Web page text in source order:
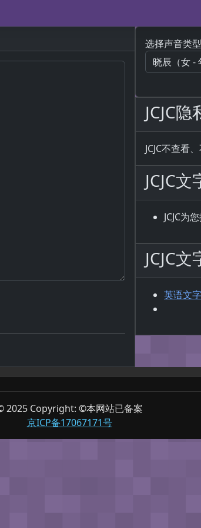
选择声音类
JCJC
JCJC不查看
JCJC
JCJC为
JCJC
英语文
2025 Copyright: ©本网站已备案
京ICP备17067171号